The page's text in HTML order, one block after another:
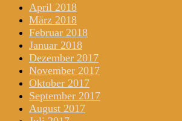
April 2018
März 2018
Februar 2018
Januar 2018
Dezember 2017
November 2017
Oktober 2017
September 2017
August 2017